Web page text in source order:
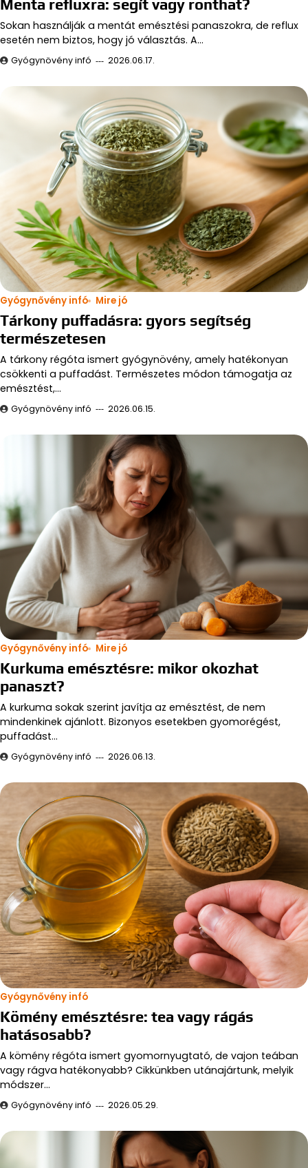
Menta refluxra: segít vagy ronthat?
Sokan használják a mentát emésztési panaszokra, de reflux
esetén nem biztos, hogy jó választás. A…
Gyógynövény infó 2026.06.17.
Gyógynővény infó Mire jó
Tárkony puffadásra: gyors segítség
természetesen
A tárkony régóta ismert gyógynövény, amely hatékonyan
csökkenti a puffadást. Természetes módon támogatja az
emésztést,…
Gyógynövény infó 2026.06.15.
Gyógynővény infó Mire jó
Kurkuma emésztésre: mikor okozhat
panaszt?
A kurkuma sokak szerint javítja az emésztést, de nem
mindenkinek ajánlott. Bizonyos esetekben gyomorégést,
puffadást…
Gyógynövény infó 2026.06.13.
Gyógynővény infó
Kömény emésztésre: tea vagy rágás
hatásosabb?
A kömény régóta ismert gyomornyugtató, de vajon teában
vagy rágva hatékonyabb? Cikkünkben utánajártunk, melyik
módszer…
Gyógynövény infó 2026.05.29.